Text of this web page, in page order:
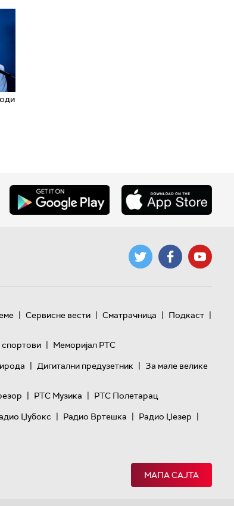
| Сервисне вести | Сматрачница | Подкаст |
| Меморијал РТС
| Дигитални предузетник | За мале велике
| РТС Музика | РТС Полетарац
Џубокс | Радио Вртешка | Радио Џезер |
МАПА САЈТА